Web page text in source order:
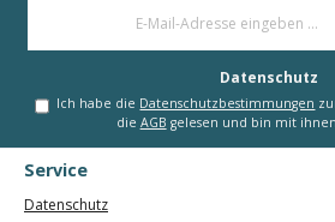
Datenschutz
Ich habe die Datenschutzbestimmungen
die AGB gelesen und bin mit
Service
Datenschutz